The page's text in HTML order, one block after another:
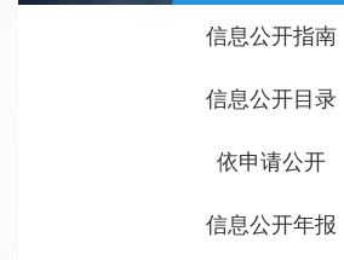
信息公开指南
信息公开目录
依申请公开
信息公开年报